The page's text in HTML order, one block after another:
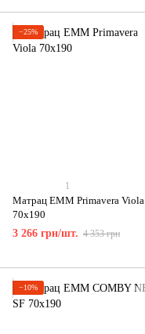
−25%
1
Матрац ЕММ Primavera Viola
70x190
3 266 грн/шт. 4 353 грн
−10%